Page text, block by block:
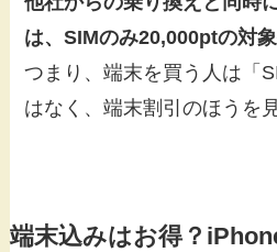
は、SIMのみ20,000ptの対
つまり、端末を買う人は「
はなく、端末割引のほうを
端末込みはお得？